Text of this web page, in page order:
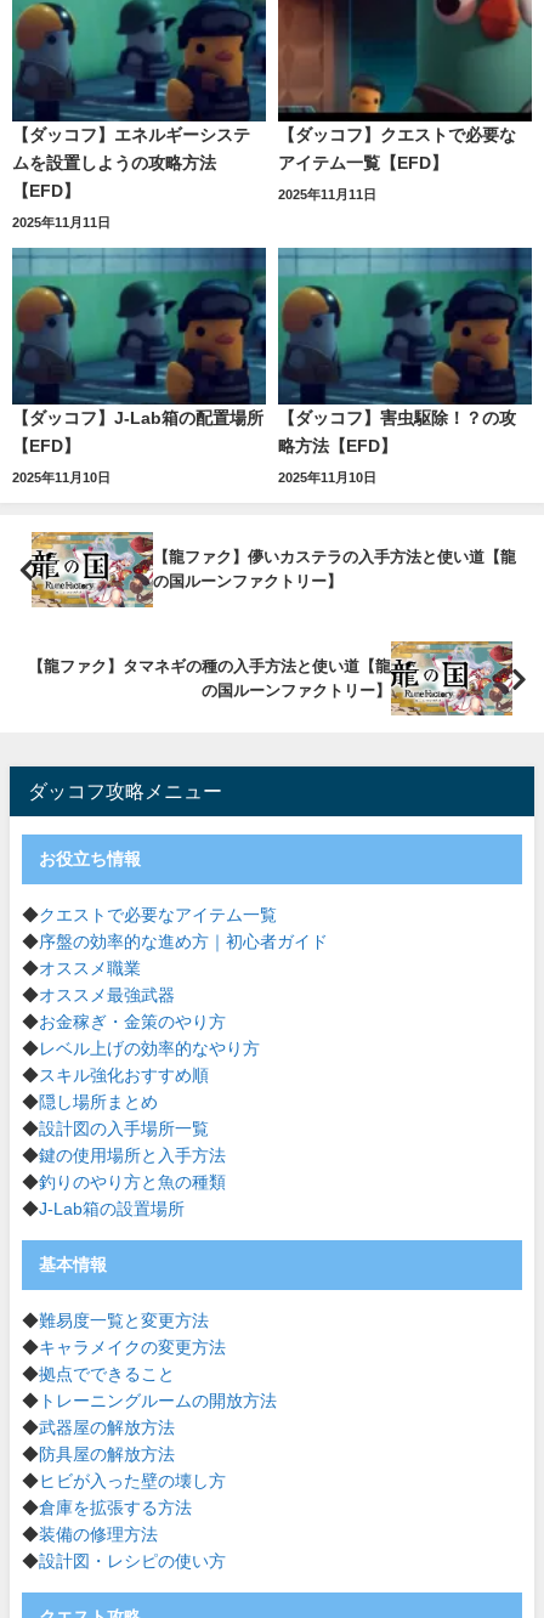
【ダッコフ】エネルギーシステ
ムを設置しようの攻略方法
【EFD】
2025年11月11日
【ダッコフ】クエストで必要な
アイテム一覧【EFD】
2025年11月11日
【ダッコフ】J-Lab箱の配置場所
【EFD】
2025年11月10日
【ダッコフ】害虫駆除！？の攻
略方法【EFD】
2025年11月10日
【龍ファク】儚いカステラの入手方法と使い道【龍
の国ルーンファクトリー】
【龍ファク】タマネギの種の入手方法と使い道【龍
の国ルーンファクトリー】
ダッコフ攻略メニュー
お役立ち情報
◆クエストで必要なアイテム一覧
◆序盤の効率的な進め方｜初心者ガイド
◆オススメ職業
◆オススメ最強武器
◆お金稼ぎ・金策のやり方
◆レベル上げの効率的なやり方
◆スキル強化おすすめ順
◆隠し場所まとめ
◆設計図の入手場所一覧
◆鍵の使用場所と入手方法
◆釣りのやり方と魚の種類
◆J-Lab箱の設置場所
基本情報
◆難易度一覧と変更方法
◆キャラメイクの変更方法
◆拠点でできること
◆ トレーニングルームの開放方法
◆武器屋の解放方法
◆防具屋の解放方法
◆ ヒビが入った壁の壊し方
◆倉庫を拡張する方法
◆装備の修理方法
◆設計図・レシピの使い方